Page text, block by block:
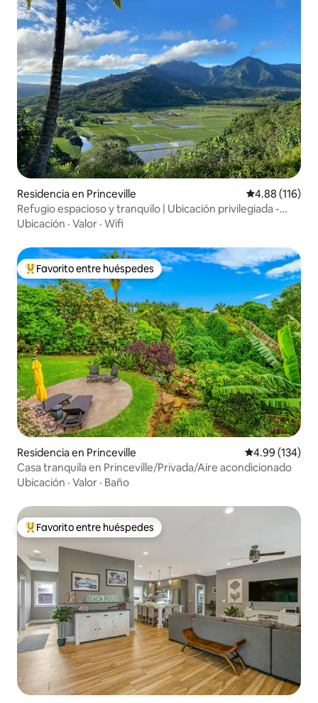
Residencia en Princeville Calificación
4.88 (116)
Refugio espacioso y tranquilo | Ubicación privilegiada -
Vistas
Ubicación · Valor · Wifi
De los mejores en Favorito entre huéspedes
Favorito entre huéspedes
Residencia en Princeville Calificación
4.99 (134)
Casa tranquila en Princeville/Privada/Aire acondicionado
Ubicación · Valor · Baño
De los mejores en Favorito entre huéspedes
Favorito entre huéspedes